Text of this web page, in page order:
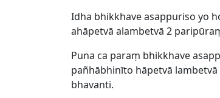
Idha bhikkhave asappuriso yo
ahāpetvā alambetvā 2
Puna ca paraṃ bhikkhave
pañhābhinīto hāpetvā
bhavanti.